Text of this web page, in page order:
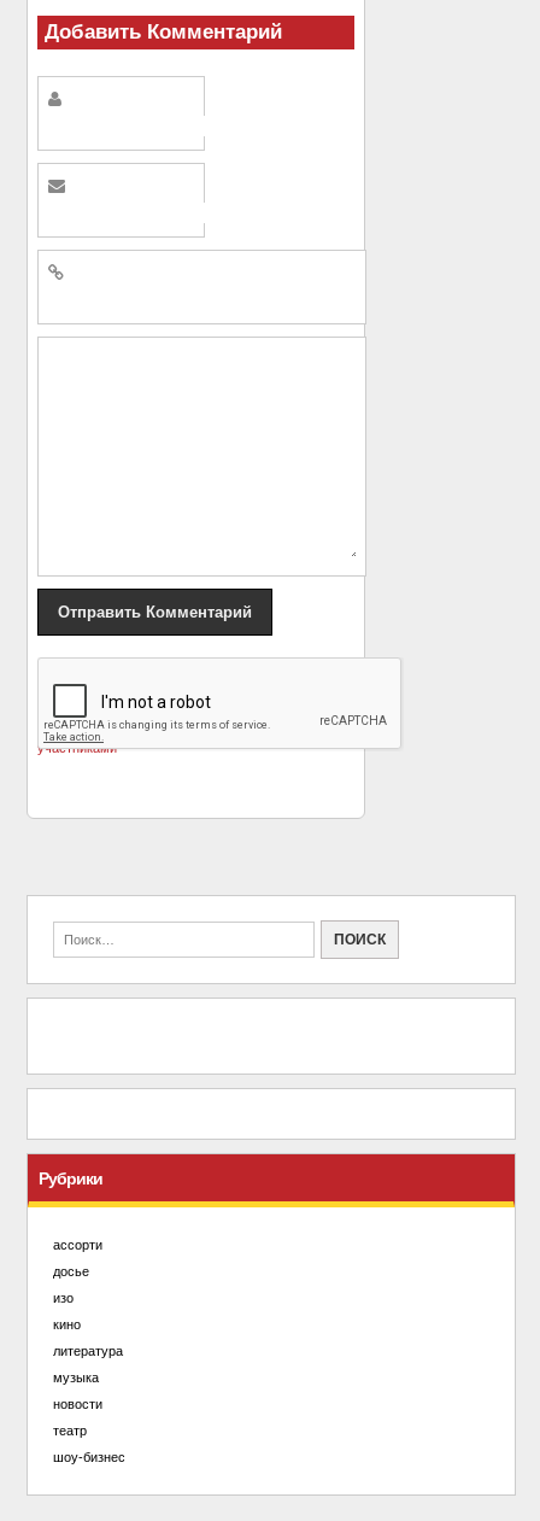
Добавить Комментарий
Поклонники
«Дома-2» возмущены
флиртом ведущих с
участниками
продавец месяца»
Рубрики
ассорти
досье
изо
кино
литература
музыка
новости
театр
шоу-бизнес